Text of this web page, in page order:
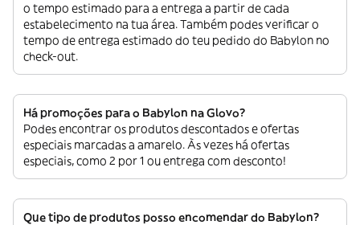
o tempo estimado para a entrega a partir de cada
estabelecimento na tua área. Também podes verificar o
tempo de entrega estimado do teu pedido do Babylon no
check-out.
Há promoções para o Babylon na Glovo?
Podes encontrar os produtos descontados e ofertas
especiais marcadas a amarelo. Às vezes há ofertas
especiais, como 2 por 1 ou entrega com desconto!
Que tipo de produtos posso encomendar do Babylon?